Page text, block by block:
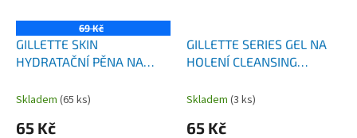
69 Kč
GILLETTE SKIN
HYDRATAČNÍ PĚNA NA
Skladem (65 ks)
65 Kč
GILLETTE SERIES GEL NA
HOLENÍ CLEANSING
Skladem (3 ks)
65 Kč